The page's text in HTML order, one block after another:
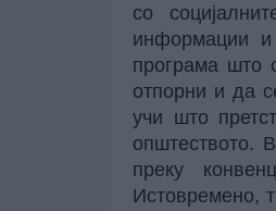
со
информации
програма што
отпорни и да
учи што
општеството.
преку
Истовремено,